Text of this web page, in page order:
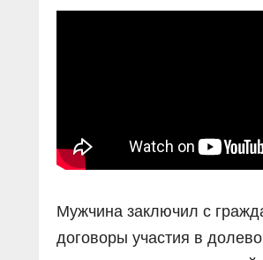
Мужчина заключил с
договоры участия в